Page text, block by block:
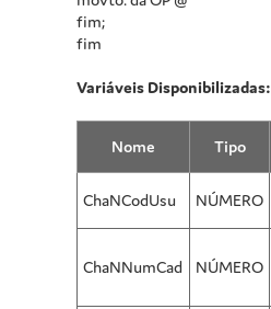
fim;
fim
Variáveis Disponibilizadas:
Nome Tipo
ChaNCodUsu NÚMERO
ChaNNumCad NÚMERO